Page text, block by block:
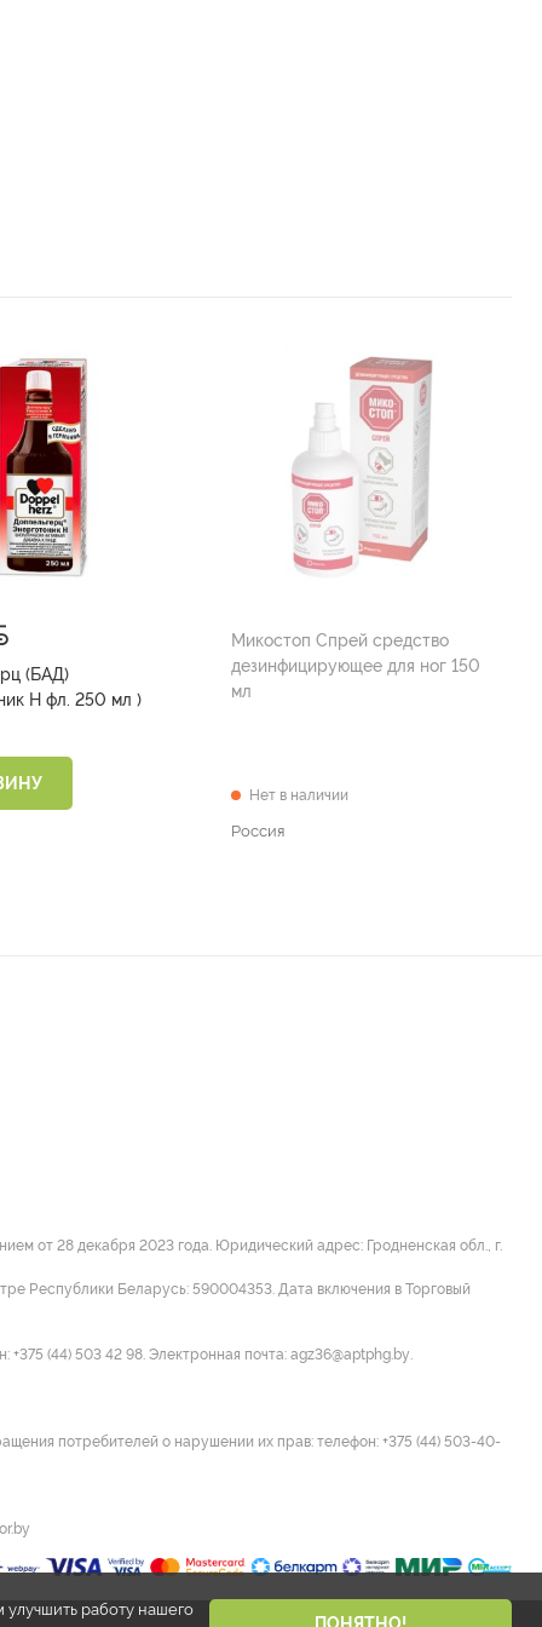
(БАД)
(Энерготоник Н фл. 250 мл )
Микостоп Спрей средство
дезинфицирующее для ног 150
мл
Нет в наличии
Россия
от 28 декабря 2023 года. Юридический адрес: Гродненская обл., г.
Республики Беларусь: 590004353. Дата включения в Торговый
(44) 503 42 98. Электронная почта: agz36@aptphg.by.
потребителей о нарушении их прав: телефон: +375 (44) 503-40-
работу нашего